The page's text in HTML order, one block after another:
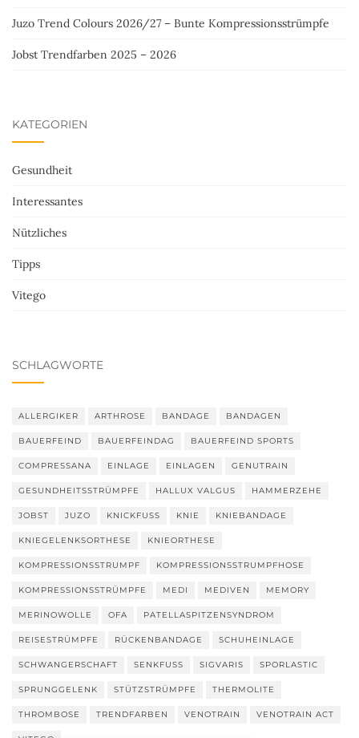
Juzo Trend Colours 2026/27 – Bunte Kompressionsstrümpfe
Jobst Trendfarben 2025 – 2026
KATEGORIEN
Gesundheit
Interessantes
Nützliches
Tipps
Vitego
SCHLAGWORTE
ALLERGIKER ARTHROSE BANDAGE BANDAGEN
BAUERFEIND BAUERFEINDAG BAUERFEIND SPORTS
COMPRESSANA EINLAGE EINLAGEN GENUTRAIN
GESUNDHEITSSTRÜMPFE HALLUX VALGUS HAMMERZEHE
JOBST JUZO KNICKFUSS KNIE KNIEBANDAGE
KNIEGELENKSORTHESE KNIEORTHESE
KOMPRESSIONSSTRUMPF KOMPRESSIONSSTRUMPFHOSE
KOMPRESSIONSSTRÜMPFE MEDI MEDIVEN MEMORY
MERINOWOLLE OFA PATELLASPITZENSYNDROM
REISESTRÜMPFE RÜCKENBANDAGE SCHUHEINLAGE
SCHWANGERSCHAFT SENKFUSS SIGVARIS SPORLASTIC
SPRUNGGELENK STÜTZSTRÜMPFE THERMOLITE
THROMBOSE TRENDFARBEN VENOTRAIN VENOTRAIN ACT